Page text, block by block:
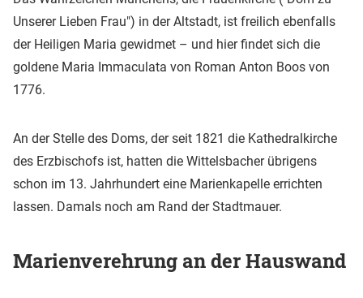
Unserer Lieben Frau") in der Altstadt, ist freilich ebenfalls
der Heiligen Maria gewidmet – und hier findet sich die
goldene Maria Immaculata von Roman Anton Boos von
1776.
An der Stelle des Doms, der seit 1821 die Kathedralkirche
des Erzbischofs ist, hatten die Wittelsbacher übrigens
schon im 13. Jahrhundert eine Marienkapelle errichten
lassen. Damals noch am Rand der Stadtmauer.
Marienverehrung an der Hauswand